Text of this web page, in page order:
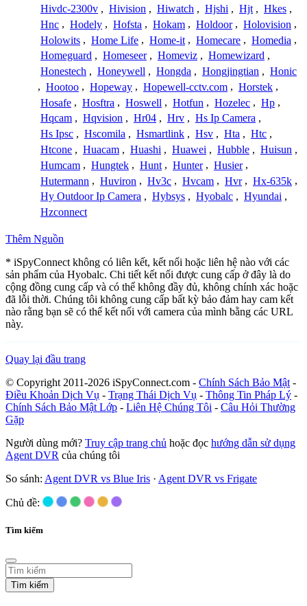
Hivdc-2300v , Hivision , Hiwatch , Hjshi , Hjt , Hkes ,
Hnc , Hodely , Hofsta , Hokam , Holdoor , Holovision ,
Holowits , Home Life , Home-it , Homecare , Homedia ,
Homeguard , Homeseer , Homeviz , Homewizard ,
Honestech , Honeywell , Hongda , Hongjingtian , Honic
, Hootoo , Hopeway , Hopewell-cctv.com , Horstek ,
Hosafe , Hosftra , Hoswell , Hotfun , Hozelec , Hp ,
Hqcam , Hqvision , Hr04 , Hrv , Hs Ip Camera ,
Hs Ipsc , Hscomila , Hsmartlink , Hsv , Hta , Htc ,
Htcone , Huacam , Huashi , Huawei , Hubble , Huisun ,
Humcam , Hungtek , Hunt , Hunter , Husier ,
Hutermann , Huviron , Hv3c , Hvcam , Hvr , Hx-635k ,
Hy Outdoor Ip Camera , Hybsys , Hyobalc , Hyundai ,
Hzconnect
Thêm Nguồn
* iSpyConnect không có liên kết, kết nối hoặc liên hệ nào với các
sản phẩm của Hyobalc. Chi tiết kết nối được cung cấp ở đây là do
cộng đồng cung cấp và có thể không đầy đủ, không chính xác hoặc
đã lỗi thời. Chúng tôi không cung cấp bất kỳ bảo đảm hay cam kết
nào rằng bạn sẽ có thể kết nối với camera của mình bằng các URL
này.
Quay lại đầu trang
© Copyright 2011-2026 iSpyConnect.com - Chính Sách Bảo Mật -
Điều Khoản Dịch Vụ - Trạng Thái Dịch Vụ - Thông Tin Pháp Lý -
Chính Sách Bảo Mật Lớp - Liên Hệ Chúng Tôi - Câu Hỏi Thường
Gặp
Người dùng mới? Truy cập trang chủ hoặc đọc hướng dẫn sử dụng
Agent DVR của chúng tôi
So sánh: Agent DVR vs Blue Iris · Agent DVR vs Frigate
Chủ đề:
Tìm kiếm
Tìm kiếm